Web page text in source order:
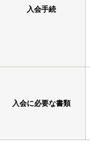
入会手続
入会に必要な書類